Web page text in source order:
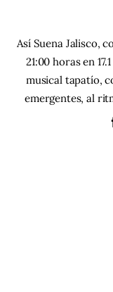
Así Suena Jalisco,
21:00 horas en
musical tapatío,
emergentes, al